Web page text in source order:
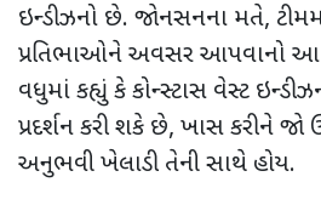
ઇન્ડીઝનો છે. જોનસનના મતે,
પ્રતિભાઓને અવસર આપવાનો
વધુમાં કહ્યું કે કોન્સ્ટાસ વેસ્ટ
પ્રદર્શન કરી શકે છે, ખાસ કરીને જો
અનુભવી ખેલાડી તેની સાથે હોય.